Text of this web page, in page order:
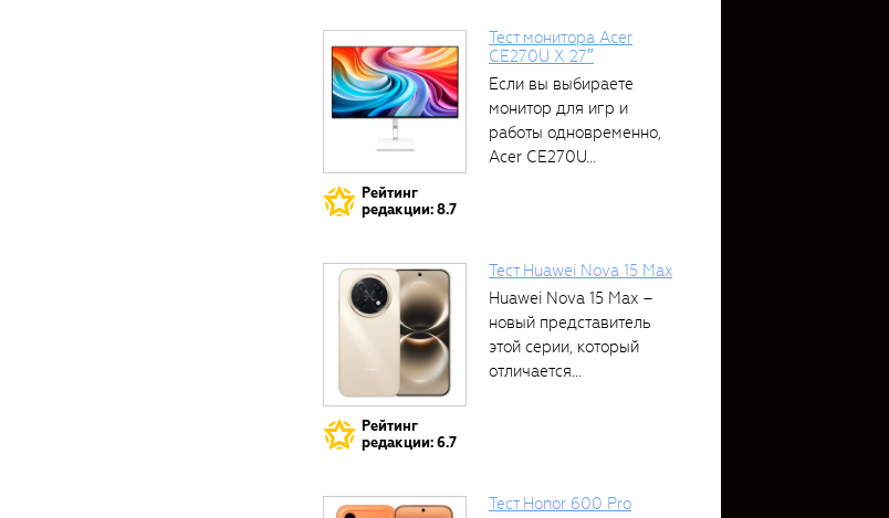
Рейтинг
редакции: 8.7
Тест монитора Acer
CE270U X 27″
Если вы выбираете
монитор для игр и
работы одновременно,
Acer CE270U...
Рейтинг
редакции: 6.7
Тест Huawei Nova 15 Max
Huawei Nova 15 Max –
новый представитель
этой серии, который
отличается...
Тест Honor 600 Pro